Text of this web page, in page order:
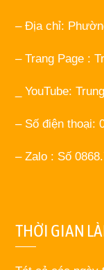
– Địa chỉ:
– Trang Page :
_ YouTube:
– Số điện thoại:
– Zalo : Số
THỜI GIAN